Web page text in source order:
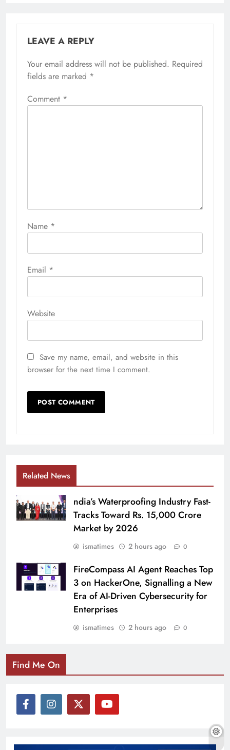
LEAVE A REPLY
Your email address will not be published. Required
fields are marked *
Comment *
Name *
Email *
Website
Save my name, email, and website in this
browser for the next time I comment.
Related News
ndia’s Waterproofing Industry Fast-
Tracks Toward Rs. 15,000 Crore
Market by 2026
ismatimes 2 hours ago 0
FireCompass AI Agent Reaches Top
3 on HackerOne, Signalling a New
Era of AI-Driven Cybersecurity for
Enterprises
ismatimes 2 hours ago 0
Find Me On